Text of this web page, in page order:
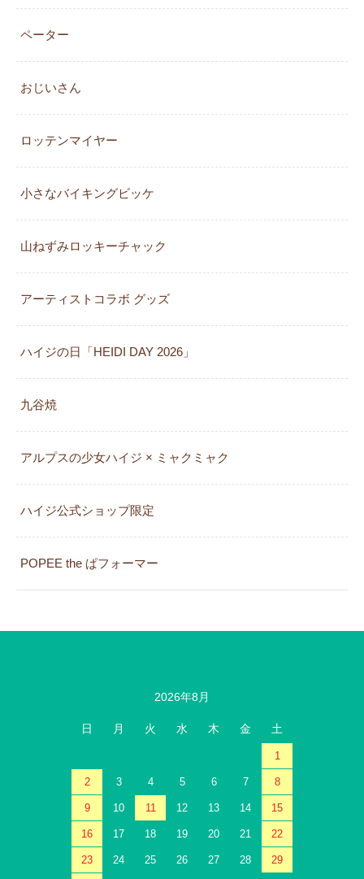
ペーター
おじいさん
ロッテンマイヤー
小さなバイキングビッケ
山ねずみロッキーチャック
アーティストコラボ グッズ
ハイジの日「HEIDI DAY 2026」
九谷焼
アルプスの少女ハイジ × ミャクミャク
ハイジ公式ショップ限定
POPEE the ぱフォーマー
2026年8月
日 月 火 水 木 金 土
1
2 3 4 5 6 7 8
9 10 11 12 13 14 15
16 17 18 19 20 21 22
23 24 25 26 27 28 29